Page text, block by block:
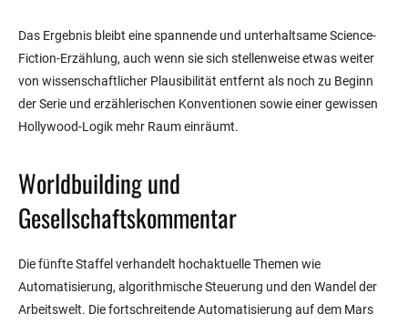
Das Ergebnis bleibt eine spannende und unterhaltsame Science-
Fiction-Erzählung, auch wenn sie sich stellenweise etwas weiter
von wissenschaftlicher Plausibilität entfernt als noch zu Beginn
der Serie und erzählerischen Konventionen sowie einer gewissen
Hollywood-Logik mehr Raum einräumt.
Worldbuilding und
Gesellschaftskommentar
Die fünfte Staffel verhandelt hochaktuelle Themen wie
Automatisierung, algorithmische Steuerung und den Wandel der
Arbeitswelt. Die fortschreitende Automatisierung auf dem Mars